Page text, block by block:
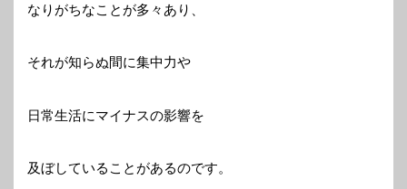
なりがちなことが多々あり、
それが知らぬ間に集中力や
日常生活にマイナスの影響を
及ぼしていることがあるのです。